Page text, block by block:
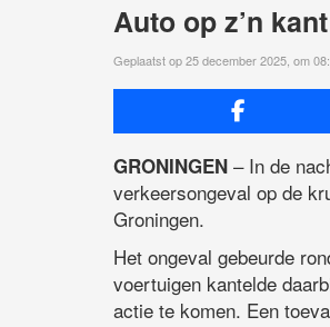
Auto op z’n
Geplaatst op 25 december 2025, om
GRONINGEN – In de
verkeersongeval op de
Groningen.
Het ongeval gebeurde
voertuigen kantelde
actie te komen. Een